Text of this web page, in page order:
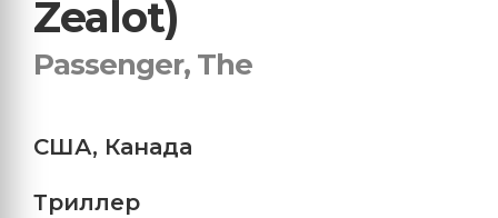
Zealot)
Passenger, The
США, Канада
Триллер